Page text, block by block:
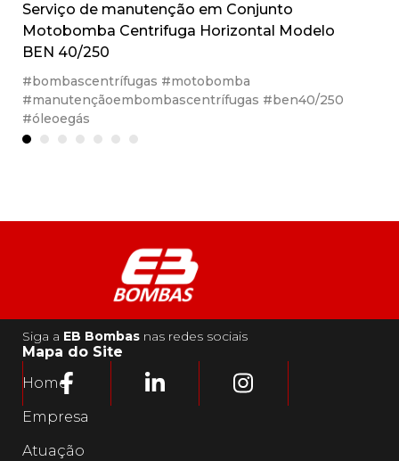
Serviço de manutenção em Conjunto
Motobomba Centrifuga Horizontal Modelo
BEN 40/250
#bombascentrífugas #motobomba
#manutençãoembombascentrífugas #ben40/250
#óleoegás
Siga a EB Bombas nas redes sociais
Mapa do Site
Home
Empresa
Atuação